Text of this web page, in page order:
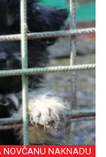
NOVČANU NAKNADU